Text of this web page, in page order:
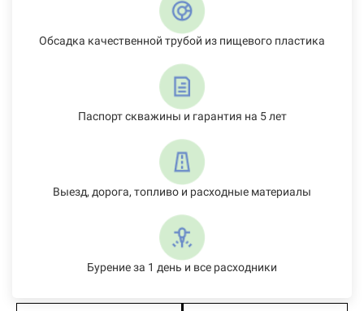
Обсадка качественной трубой из пищевого пластика
Паспорт скважины и гарантия на 5 лет
Выезд, дорога, топливо и расходные материалы
Бурение за 1 день и все расходники